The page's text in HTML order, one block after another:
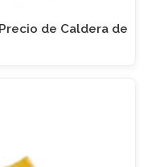
de Caldera de